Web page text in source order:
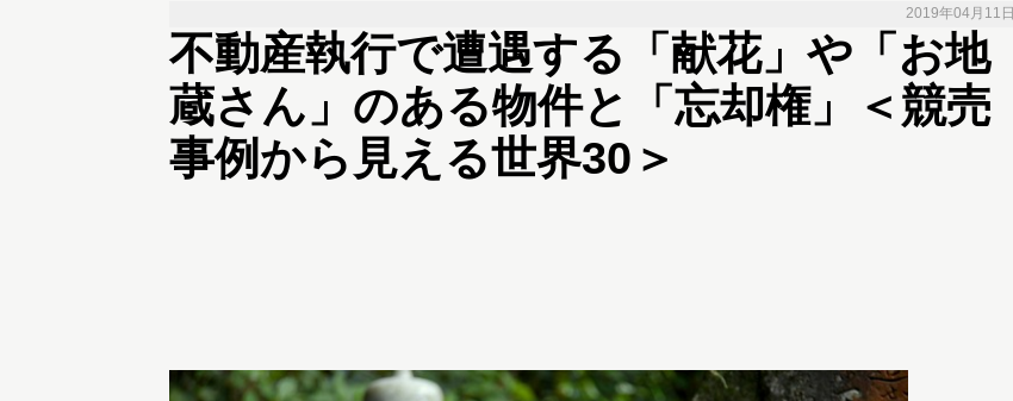
2019年04月11日
不動産執行で遭遇する「献花」や「お地
蔵さん」のある物件と「忘却権」＜競売
事例から見える世界30＞